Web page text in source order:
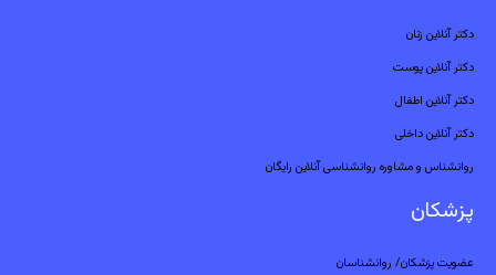
دکتر آنلاین زنان
دکتر آنلاین پوست
دکتر آنلاین اطفال
دکتر آنلاین داخلی
روانشناس و مشاوره روانشناسی آنلاین رایگان
پزشکان
عضویت پزشکان/ روانشناسان